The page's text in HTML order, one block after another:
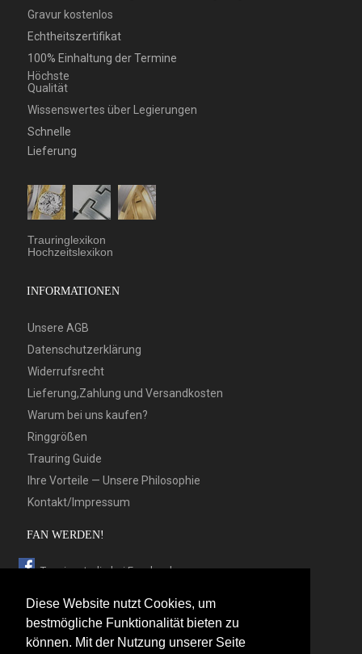
Diese Website nutzt Cookies, um
bestmögliche Funktionalität bieten zu
können. Mit der Nutzung unserer Seite
Gravur kostenlos
Echtheitszertifikat
100% Einhaltung der Termine
Höchste
Qualität
Wissenswertes über Legierungen
Schnelle
Lieferung
Trauringlexikon
Hochzeitslexikon
INFORMATIONEN
Unsere AGB
Datenschutzerklärung
Widerrufsrecht
Lieferung,Zahlung und Versandkosten
Warum bei uns kaufen?
Ringgrößen
Trauring Guide
Ihre Vorteile — Unsere Philosophie
Kontakt/Impressum
FAN WERDEN!
Trauringstudio bei Facebook
Trauringstudio bei Twitter
Trauringstudio bei Pinterest